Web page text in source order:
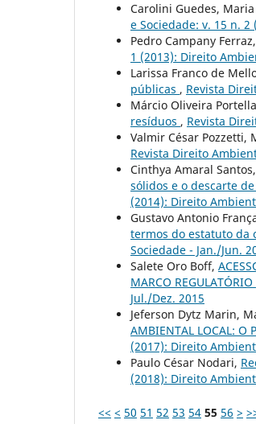
Carolini Guedes,
e Sociedade: v. 15 n. 2
Pedro Campany Ferraz,
1 (2013): Direito
Larissa Franco de
públicas , Revista
Márcio Oliveira
resíduos , Revista
Valmir César Pozzetti,
Revista Direito
Cinthya Amaral
sólidos e o descarte
(2014): Direito
Gustavo Antonio
termos do estatuto da
Sociedade - Jan./Jun.
Salete Oro Boff,
MARCO REGULATÓRIO
Jul./Dez. 2015
Jeferson Dytz Marin,
AMBIENTAL LOCAL: O
(2017): Direito
Paulo César Nodari,
(2018): Direito
<< < 50 51 52 53 54 55 56 >